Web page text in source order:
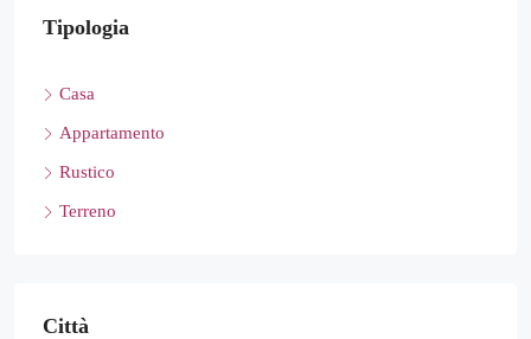
Tipologia
Casa
Appartamento
Rustico
Terreno
Città